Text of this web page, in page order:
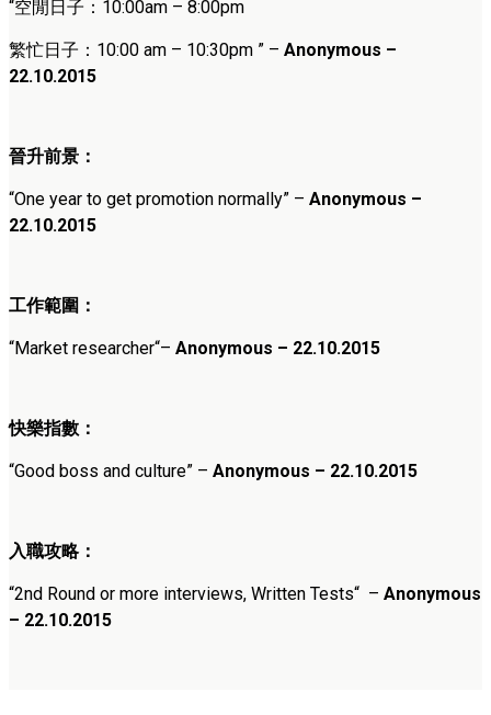
“空閒日子：10:00am – 8:00pm
繁忙日子：10:00 am – 10:30pm ” – Anonymous –
22.10.2015
晉升前景：
“One year to get promotion normally” – Anonymous –
22.10.2015
工作範圍：
“Market researcher“– Anonymous – 22.10.2015
快樂指數：
“Good boss and culture” – Anonymous – 22.10.2015
入職攻略：
“2nd Round or more interviews, Written Tests“ – Anonymous
– 22.10.2015